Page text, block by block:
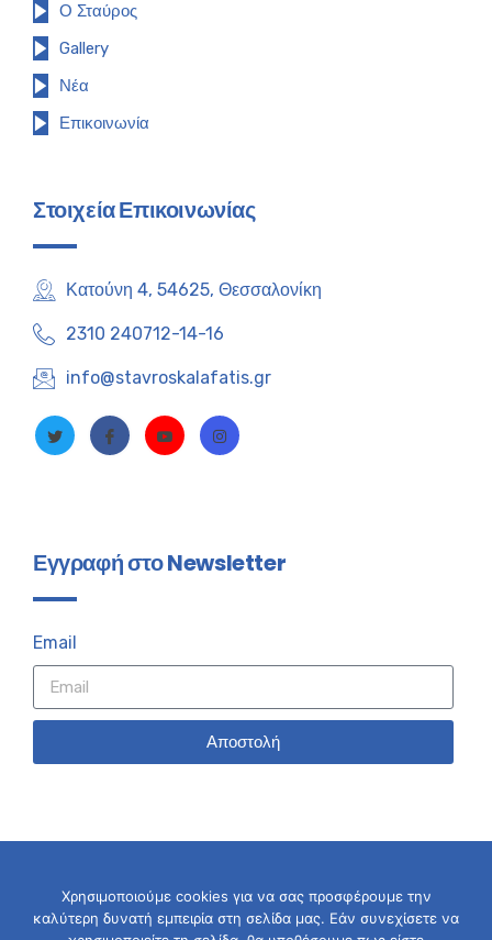
Ο Σταύρος
Gallery
Νέα
Επικοινωνία
Στοιχεία Επικοινωνίας
Κατούνη 4, 54625, Θεσσαλονίκη
2310 240712-14-16
info@stavroskalafatis.gr
Εγγραφή στο Newsletter
Email
Αποστολή
© 2026 Σταύρος Καλαφάτης
Χρησιμοποιούμε cookies για να σας προσφέρουμε την
καλύτερη δυνατή εμπειρία στη σελίδα μας. Εάν συνεχίσετε να